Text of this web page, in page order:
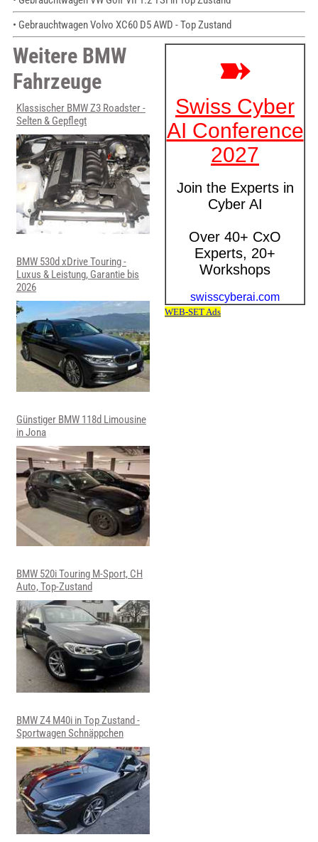
• Gebrauchtwagen Volvo XC60 D5 AWD - Top Zustand
Weitere BMW
Fahrzeuge
Klassischer BMW Z3 Roadster -
Selten & Gepflegt
BMW 530d xDrive Touring -
Luxus & Leistung, Garantie bis
2026
Günstiger BMW 118d Limousine
in Jona
BMW 520i Touring M-Sport, CH
Auto, Top-Zustand
BMW Z4 M40i in Top Zustand -
Sportwagen Schnäppchen